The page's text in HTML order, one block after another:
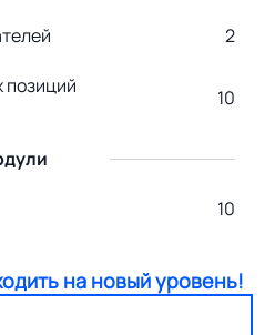
2
позиций
10
10
на новый уровень!